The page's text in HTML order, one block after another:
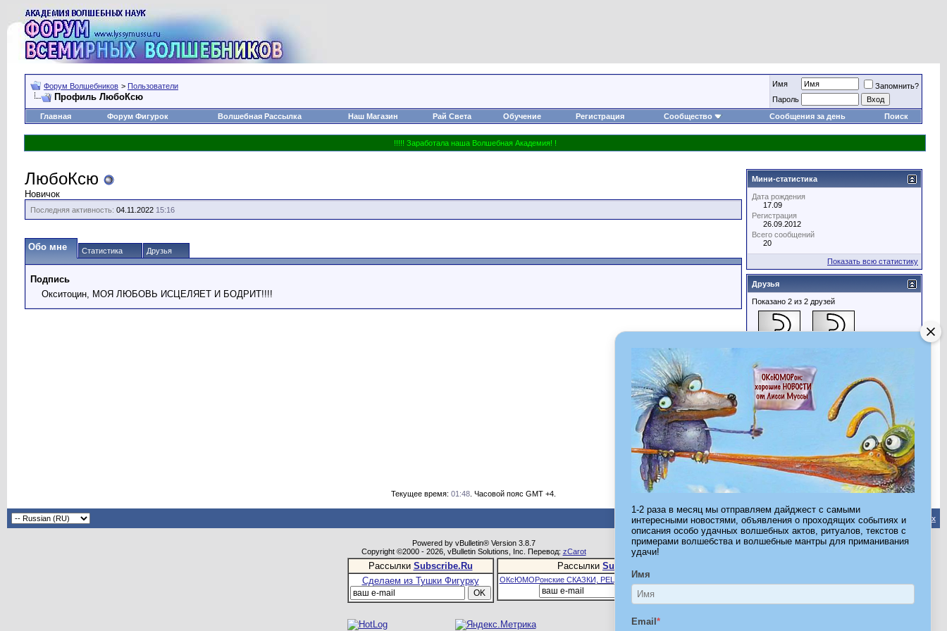
1-2 раза в месяц мы отправляем дайджест с самыми
интересными новостями, объявления о проходящих событиях и
описания особо удачных волшебных актов, ритуалов, текстов с
примерами волшебства и волшебные мантры для приманивания
удачи!
Имя
Email *
Форум Волшебников > Пользователи
Профиль ЛюбоКсю
Имя
Запомнить?
Пароль
Главная
Форум Фигурок Волшебная Рассылка Наш Магазин Рай Света Обучение Регистрация Сообщество Сообщения за день Поиск
ЛюбоКсю
Новичок
Последняя активность: 04.11.2022 15:16
Обо мне Статистика Друзья
Подпись
Окситоцин, МОЯ ЛЮБОВЬ ИСЦЕЛЯЕТ И БОДРИТ!!!!
Мини-статистика
Дата рождения
17.09
Регистрация
26.09.2012
Всего сообщений
20
Показать всю статистику
Друзья
Показано 2 из 2 друзей
Все друзья
Последние посетители
Последние 4 посетителя(ей) этой страницы:
Лисси Мусса трономага
Эта страница была посещена13,992раз
Текущее время: 01:48 . Часовой пояс GMT +4.
Обратная связь-Форум Волшебников-Архив- Вверх
Powered by vBulletin® Version 3.8.7
Copyright ©2000 - 2026, vBulletin Solutions, Inc. Перевод: zCarot
Рассылки Subscribe.Ru
Сделаем из Тушки Фигурку
Рассылки Subscribe.Ru
ОКсЮМОРонские СКАЗКИ, РЕЦЕПТЫ И ШТУЧКИ ДЛЯ ВСЕХ